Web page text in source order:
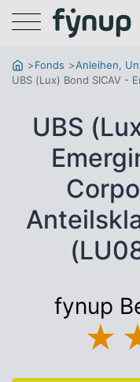
Menu
Fonds Anleihen,
UBS
fynup
★